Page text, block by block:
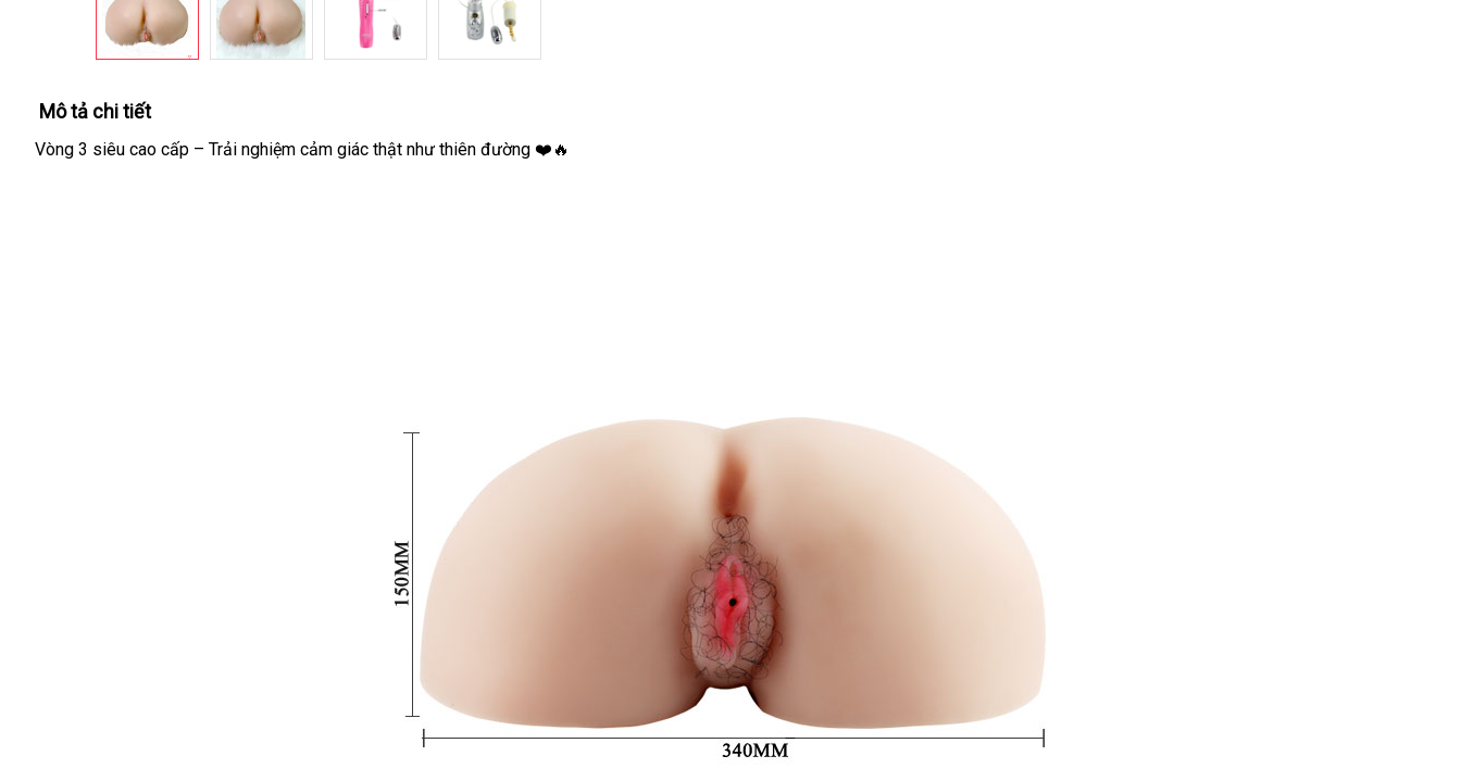
Mô tả chi tiết
Vòng 3 siêu cao cấp – Trải nghiệm cảm giác thật như thiên đường ❤️🔥